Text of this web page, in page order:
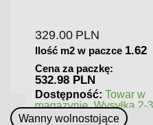
329.00 PLN
Ilość m2 w paczce 1.62
Cena za paczkę:
532.98 PLN
Dostępność: Towar w
magazynie. Wysyłka 2-3
dni.
Wanny wolnostojące